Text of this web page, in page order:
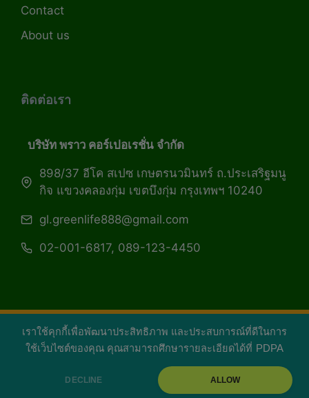
เราใช้คุกกี้เพื่อพัฒนาประสิทธิภาพ และประสบการณ์ที่ดีในการ
ใช้เว็บไซต์ของคุณ คุณสามารถศึกษารายละเอียดได้ที่ PDPA
DECLINE ALLOW
Contact
About us
ติดต่อเรา
บริษัท พราว คอร์เปอเรชั่น จำกัด
898/37 อีโค สเปซ เกษตรนวมินทร์ ถ.ประเสริฐมนู
กิจ แขวงคลองกุ่ม เขตบึงกุ่ม กรุงเทพฯ 10240
gl.greenlife888@gmail.com
02-001-6817, 089-123-4450
Copyright 2026 — Green Life Plus mag | กรีน
ไลฟ์พลัส หนังสือมีชีวิต